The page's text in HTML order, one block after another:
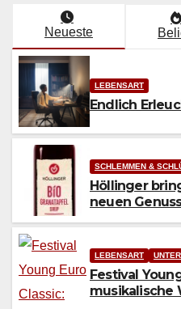
Neueste
LEBENSART
Endlich
SCHLEMMEN &
Höllinger
neuen
LEBENSART
Festival
musikalische